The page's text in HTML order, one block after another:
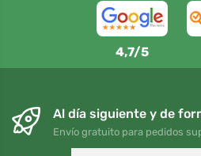
4,7/5
Al día siguiente y de
Envío gratuito para pedidos